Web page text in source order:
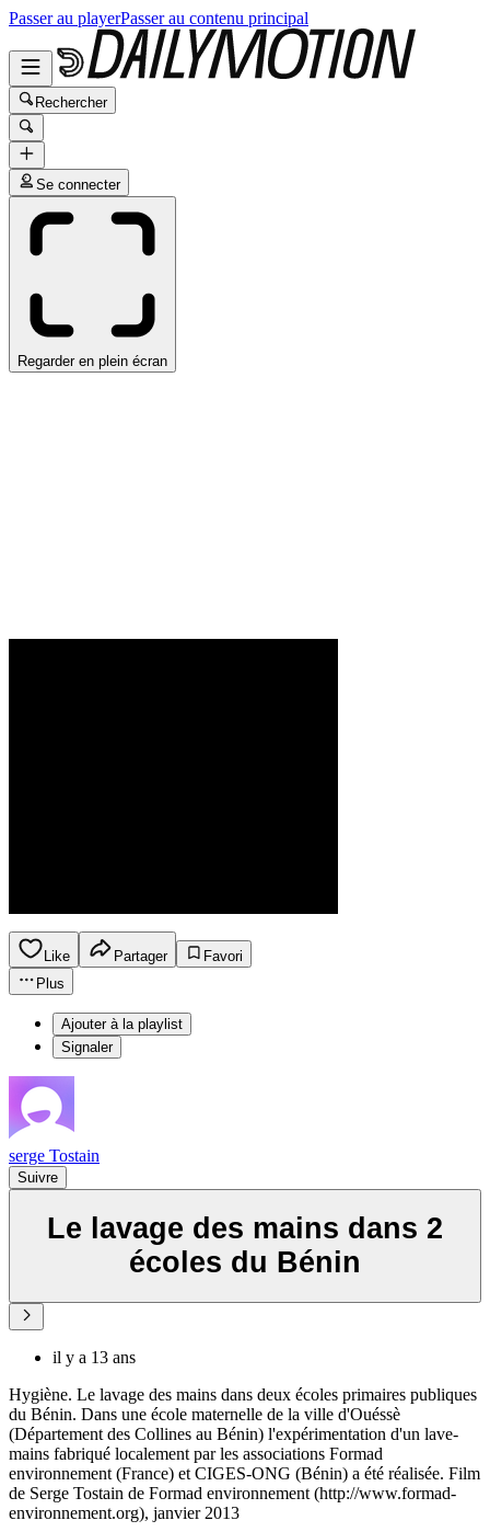
Passer au playerPasser au contenu principal
Rechercher
Se connecter
Regarder en plein écran
Like Partager
Favori
Plus
Ajouter à la playlist
Signaler
serge Tostain
Suivre
Le lavage des mains dans 2
écoles du Bénin
il y a 13 ans
Hygiène. Le lavage des mains dans deux écoles primaires publiques
du Bénin. Dans une école maternelle de la ville d'Ouéssè
(Département des Collines au Bénin) l'expérimentation d'un lave-
mains fabriqué localement par les associations Formad
environnement (France) et CIGES-ONG (Bénin) a été réalisée. Film
de Serge Tostain de Formad environnement (http://www.formad-
environnement.org), janvier 2013